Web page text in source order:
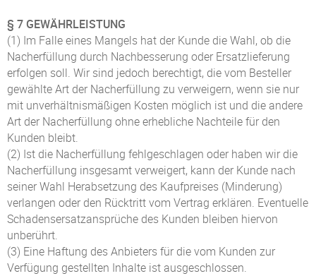
§ 7 GEWÄHRLEISTUNG
(1) Im Falle eines Mangels hat der Kunde die Wahl, ob die
Nacherfüllung durch Nachbesserung oder Ersatzlieferung
erfolgen soll. Wir sind jedoch berechtigt, die vom Besteller
gewählte Art der Nacherfüllung zu verweigern, wenn sie nur
mit unverhältnismäßigen Kosten möglich ist und die andere
Art der Nacherfüllung ohne erhebliche Nachteile für den
Kunden bleibt.
(2) Ist die Nacherfüllung fehlgeschlagen oder haben wir die
Nacherfüllung insgesamt verweigert, kann der Kunde nach
seiner Wahl Herabsetzung des Kaufpreises (Minderung)
verlangen oder den Rücktritt vom Vertrag erklären. Eventuelle
Schadensersatzansprüche des Kunden bleiben hiervon
unberührt.
(3) Eine Haftung des Anbieters für die vom Kunden zur
Verfügung gestellten Inhalte ist ausgeschlossen.